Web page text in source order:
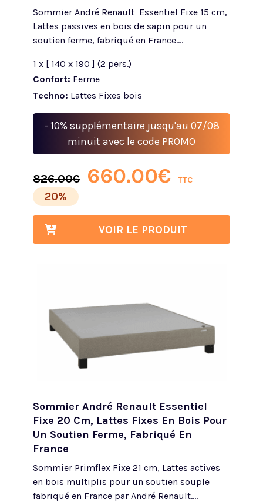
Sommier André Renault Essentiel Fixe 15 cm,
Lattes passives en bois de sapin pour un
soutien ferme, fabriqué en France....
1 x [ 140 x 190 ] (2 pers.)
Confort: Ferme
Techno: Lattes Fixes bois
- 10% supplémentaire jusqu'au 07/08
minuit avec le code PROMO
826.00€ 660.00€ TTC
20%
VOIR LE PRODUIT
Sommier André Renault Essentiel
Fixe 20 Cm, Lattes Fixes En Bois Pour
Un Soutien Ferme, Fabriqué En
France
Sommier Primflex Fixe 21 cm, Lattes actives
en bois multiplis pour un soutien souple
fabriqué en France par André Renault....